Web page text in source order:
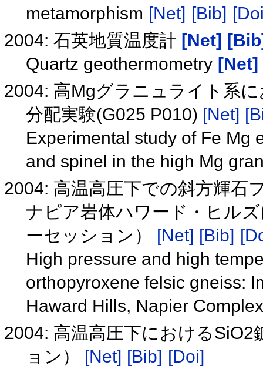
metamorphism [Net] [Bib]
2004: 石英地質温度計 [Net]
Quartz geothermometry [Net]
2004: 高Mgグラニュライト系
分配実験(G025 P010) [Net]
Experimental study of Fe Mg
and spinel in the high Mg
2004: 高温高圧下での斜方輝石
ナピア岩体ハワード・ヒル
ーセッション） [Net] [Bib]
High pressure and high
orthopyroxene felsic gneiss:
Haward Hills, Napier
2004: 高温高圧下における
ョン） [Net] [Bib] [Doi]